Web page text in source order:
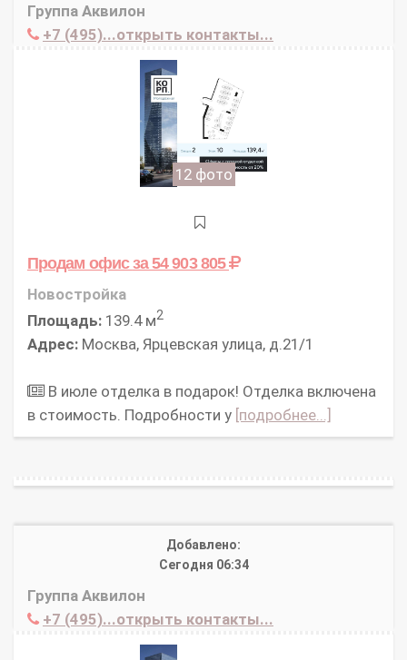
Группа Аквилон
+7 (495)...открыть контакты...
12 фото
Продам офисза 54 903 805
Новостройка
Площадь: 139.4 м2
Адрес: Москва, Ярцевская улица, д.21/1
В июле отделка в подарок! Отделка включена
в стоимость. Подробности у [подробнее...]
Добавлено:
Сегодня 06:34
Группа Аквилон
+7 (495)...открыть контакты...